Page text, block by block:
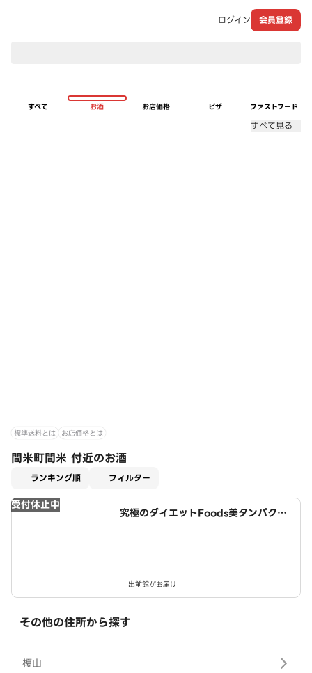
ログイン 会員登録
すべて お酒 お店価格 ピザ ファストフード
すべて見る
標準送料とは お店価格とは
間米町間米 付近のお酒
ランキング順 フィルター
受付休止中
究極のダイエットFoods美タンパクラ
出前館がお届け
その他の住所から探す
榎山